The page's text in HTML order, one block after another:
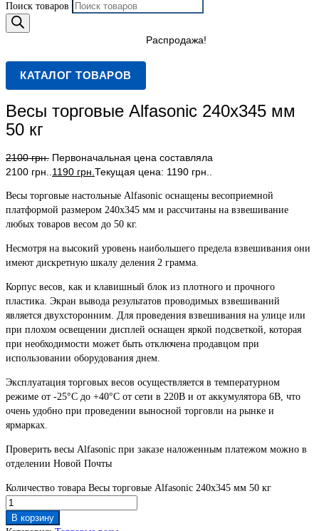
Поиск товаров
КАТАЛОГ ТОВАРОВ
Распродажа!
Весы торговые Alfasonic 240х345 мм
50 кг
2100грн. Первоначальная цена составляла
2100 грн.. 1190 грн. Текущая цена: 1190 грн..
Весы торговые настольные Alfasonic оснащены весоприемной
платформой размером 240х345 мм и рассчитаны на взвешивание
любых товаров весом до 50 кг.
Несмотря на высокий уровень наибольшего предела взвешивания они
имеют дискретную шкалу деления 2 грамма.
Корпус весов, как и клавишный блок из плотного и прочного
пластика. Экран вывода результатов проводимых взвешиваний
является двухсторонним. Для проведения взвешивания на улице или
при плохом освещении дисплей оснащен яркой подсветкой, которая
при необходимости может быть отключена продавцом при
использовании оборудования днем.
Эксплуатация торговых весов осуществляется в температурном
режиме от -25°C до +40°C от сети в 220В и от аккумулятора 6В, что
очень удобно при проведении выносной торговли на рынке и
ярмарках.
Проверить весы Alfasonic при заказе наложенным платежом можно в
отделении Новой Почты
Количество товара Весы торговые Alfasonic 240х345 мм 50 кг
В корзину